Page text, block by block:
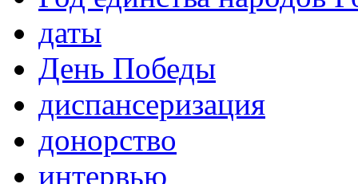
даты
День Победы
диспансеризация
донорство
интервью